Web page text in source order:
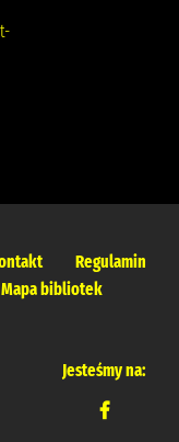
Regulamin
Mapa bibliotek
Jesteśmy na: